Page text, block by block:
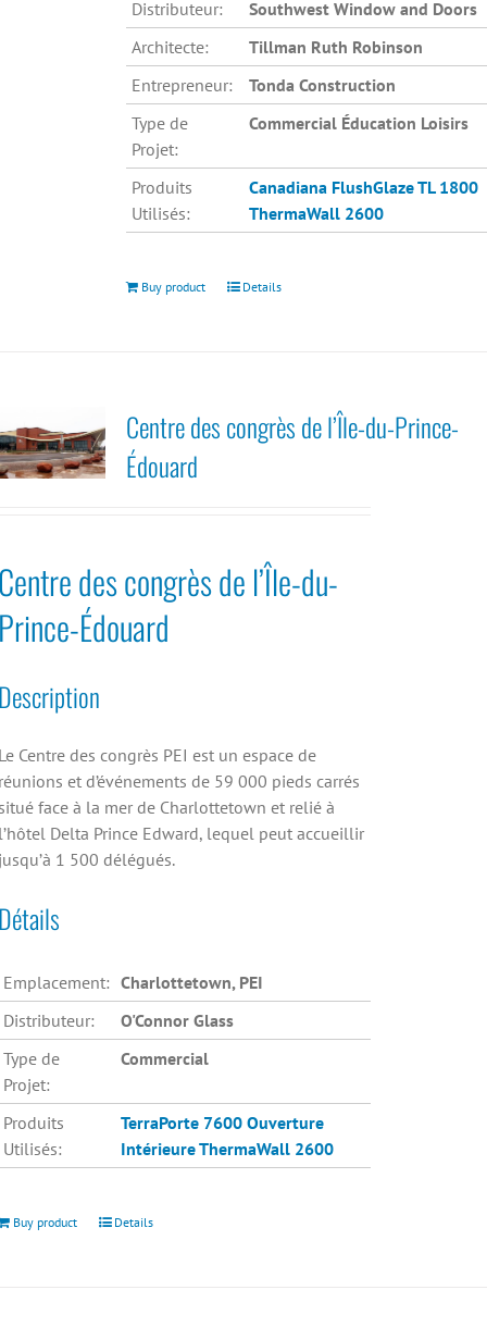
Distributeur:
Southwest Window and Doors
Architecte:
Tillman Ruth Robinson
Entrepreneur:
Tonda Construction
Type de
Projet:
Commercial Éducation Loisirs
Produits
Utilisés:
Canadiana FlushGlaze TL 1800
ThermaWall 2600
Buy product Details
Centre des congrès de l’Île-du-Prince-
Édouard
des congrès de l’Île-du-
Édouard
Centre des congrès PEI est un espace de
et d’événements de 59 000 pieds carrés
face à la mer de Charlottetown et relié à
Delta Prince Edward, lequel peut accueillir
1 500 délégués.
Emplacement: Charlottetown, PEI
Distributeur:
O'Connor Glass
Type de
Projet:
Commercial
Produits
Utilisés:
TerraPorte 7600 Ouverture
IntérieureThermaWall 2600
Buy product Details